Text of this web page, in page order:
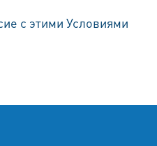
с этими Условиями